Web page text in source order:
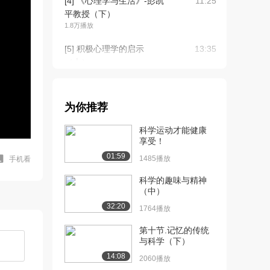
手机看
平教授（下）
1.8万播放
[5] 积极心理学的启示
13:35
（中）
[7] 积极心理学的启示
[8] 中西方幸福科学（上）
[9] 中西方幸福科学（中） 59:16
[10] 中西方幸福科学
为你推荐
01:59
科学运动才能健康
享受！
1485播放
32:20
科学的趣味与精神
（中）
1764播放
14:08
第十节.记忆的传统
与科学（下）
2060播放